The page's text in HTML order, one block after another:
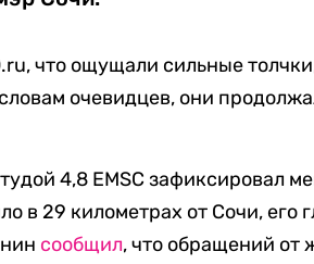
что ощущали сильные
очевидцев, они
4,8 EMSC зафиксировал
в 29 километрах от Сочи, его
сообщил, что обращений от